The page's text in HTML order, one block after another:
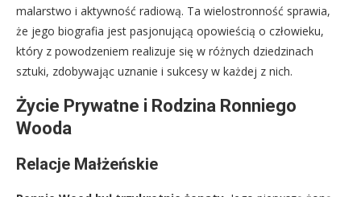
malarstwo i aktywność radiową. Ta wielostronność sprawia,
że jego biografia jest pasjonującą opowieścią o człowieku,
który z powodzeniem realizuje się w różnych dziedzinach
sztuki, zdobywając uznanie i sukcesy w każdej z nich.
Życie Prywatne i Rodzina Ronniego
Wooda
Relacje Małżeńskie